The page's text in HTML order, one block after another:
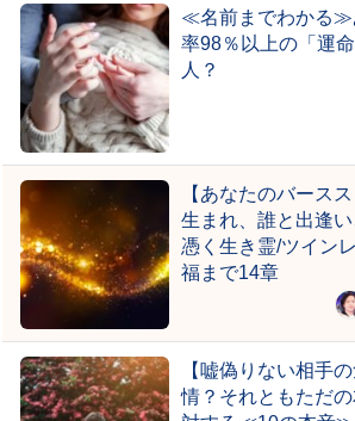
≪名前までわかる≫
率98％以上の「運
人？
【あなたのバース
生まれ、誰と出逢い
憑く生き霊/ツイン
福まで14章
【嘘偽りない相手
情？それともただ